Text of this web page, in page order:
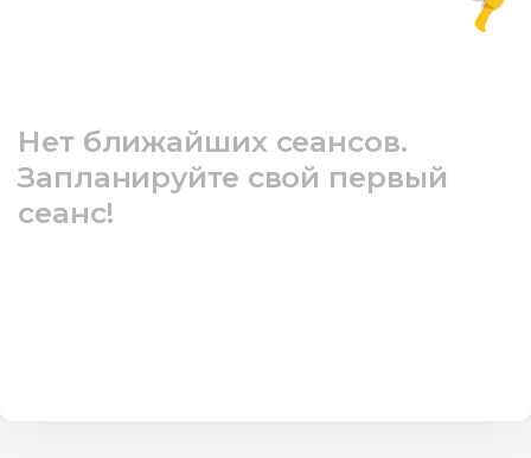
Нет ближайших сеансов.
Запланируйте свой первый
сеанс!